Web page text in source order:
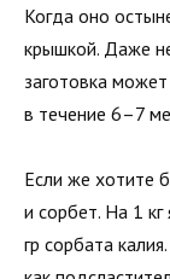
Когда оно
крышкой. Даже
заготовка
в течение 6–7
Если же хотите
и сорбет. На 1
гр сорбата